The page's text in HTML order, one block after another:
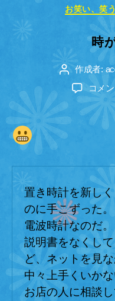
お笑い、笑
時
投
稿
作成者:
時
が
止
ま
へ
の
コメ
置き時計を新し
のに手こずった。
電波時計なのだ。
説明書をなくし
ど、ネットを見
中々上手くいかな
お店の人に相談